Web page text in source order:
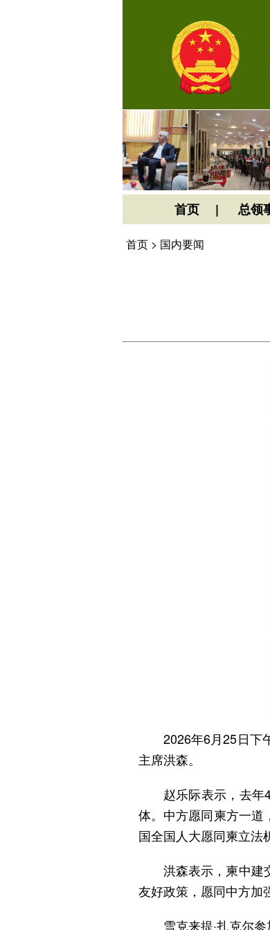
首页 总领
首页> 国内要闻
2026年6月25日下
主席洪森。
赵乐际表示，去
体。中方愿同柬方一道
国全国人大愿同柬立法
洪森表示，柬中建
友好政策，愿同中方加
雪克来提·扎克尔参